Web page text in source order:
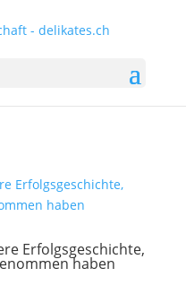
Erfolgsgeschichte,
haben